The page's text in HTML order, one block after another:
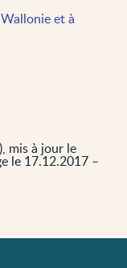
et à
mis à jour le
le 17.12.2017 –